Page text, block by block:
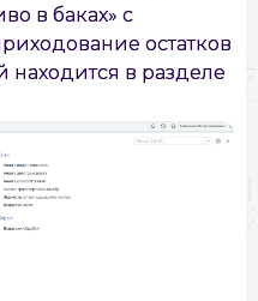
в баках» с
остатков
находится в разделе